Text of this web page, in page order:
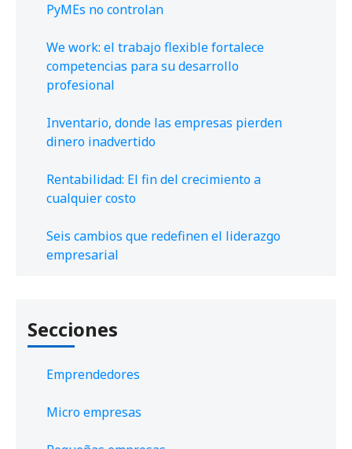
PyMEs no controlan
We work: el trabajo flexible fortalece
competencias para su desarrollo
profesional
Inventario, donde las empresas pierden
dinero inadvertido
Rentabilidad: El fin del crecimiento a
cualquier costo
Seis cambios que redefinen el liderazgo
empresarial
Secciones
Emprendedores
Micro empresas